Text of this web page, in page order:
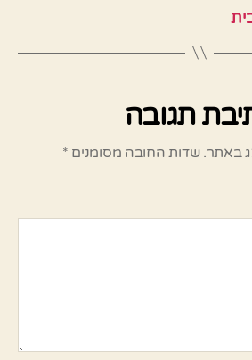
תגובה
באתר. שדות החובה מסומנים *